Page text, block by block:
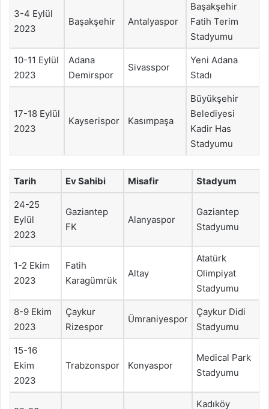
3-4 Eylül
2023
Başakşehir Antalyaspor
Başakşehir
Fatih Terim
Stadyumu
10-11 Eylül
2023
Adana
Demirspor
Sivasspor
Yeni Adana
Stadı
17-18 Eylül
2023
Kayserispor Kasımpaşa
Büyükşehir
Belediyesi
Kadir Has
Stadyumu
Tarih Ev Sahibi Misafir Stadyum
24-25
Eylül
2023
Gaziantep
FK
Alanyaspor
Gaziantep
Stadyumu
1-2 Ekim
2023
Fatih
Karagümrük
Altay
Atatürk
Olimpiyat
Stadyumu
8-9 Ekim
2023
Çaykur
Rizespor
Ümraniyespor
Çaykur Didi
Stadyumu
15-16
Ekim
2023
Trabzonspor Konyaspor
Medical Park
Stadyumu
Kadıköy